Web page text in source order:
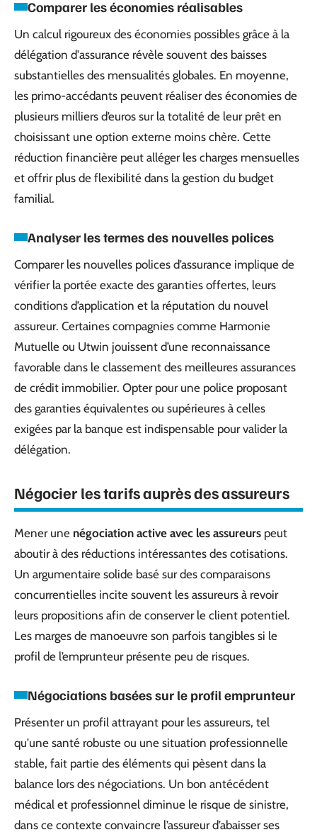
Comparer les économies réalisables
Un calcul rigoureux des économies possibles grâce à la
délégation d'assurance révèle souvent des baisses
substantielles des mensualités globales. En moyenne,
les primo-accédants peuvent réaliser des économies de
plusieurs milliers d’euros sur la totalité de leur prêt en
choisissant une option externe moins chère. Cette
réduction financière peut alléger les charges mensuelles
et offrir plus de flexibilité dans la gestion du budget
familial.
Analyser les termes des nouvelles polices
Comparer les nouvelles polices d’assurance implique de
vérifier la portée exacte des garanties offertes, leurs
conditions d’application et la réputation du nouvel
assureur. Certaines compagnies comme Harmonie
Mutuelle ou Utwin jouissent d’une reconnaissance
favorable dans le classement des meilleures assurances
de crédit immobilier. Opter pour une police proposant
des garanties équivalentes ou supérieures à celles
exigées par la banque est indispensable pour valider la
délégation.
Négocier les tarifs auprès des assureurs
Mener une négociation active avec les assureurs peut
aboutir à des réductions intéressantes des cotisations.
Un argumentaire solide basé sur des comparaisons
concurrentielles incite souvent les assureurs à revoir
leurs propositions afin de conserver le client potentiel.
Les marges de manoeuvre son parfois tangibles si le
profil de l’emprunteur présente peu de risques.
Négociations basées sur le profil emprunteur
Présenter un profil attrayant pour les assureurs, tel
qu'une santé robuste ou une situation professionnelle
stable, fait partie des éléments qui pèsent dans la
balance lors des négociations. Un bon antécédent
médical et professionnel diminue le risque de sinistre,
dans ce contexte convaincre l’assureur d’abaisser ses